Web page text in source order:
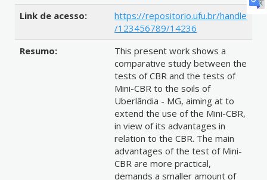
Link de acesso:
https://repositorio.ufu.br/handle
/123456789/14236
Resumo:
This present work shows a
comparative study between the
tests of CBR and the tests of
Mini-CBR to the soils of
Uberlândia - MG, aiming at to
extend the use of the Mini-CBR,
in view of its advantages in
relation to the CBR. The main
advantages of the test of Mini-
CBR are more practical,
demands a smaller amount of